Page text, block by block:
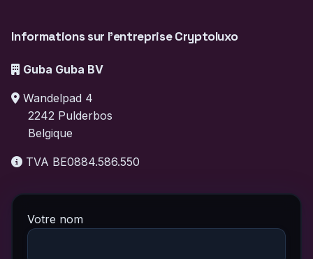
Informations sur l'entreprise Cryptoluxo
Guba Guba BV
Wandelpad 4
2242 Pulderbos
Belgique
TVA BE0884.586.550
Votre nom